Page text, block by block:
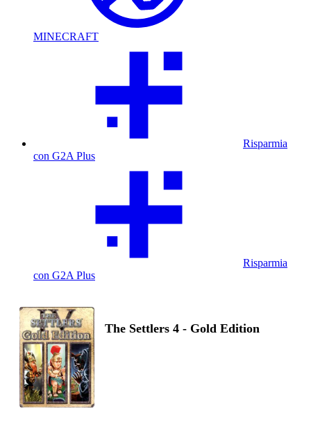
MINECRAFT
Risparmia
con G2A Plus
Risparmia
con G2A Plus
The Settlers 4 - Gold Edition